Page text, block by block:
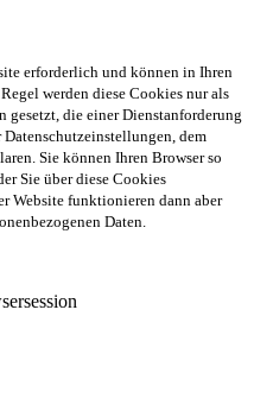
erforderlich und können in Ihren
werden diese Cookies nur als
die einer Dienstanforderung
Datenschutzeinstellungen, dem
Sie können Ihren Browser so
Sie über diese Cookies
Website funktionieren dann aber
Daten.